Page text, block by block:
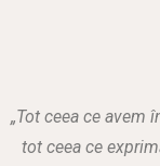
„Tot ceea ce avem
tot ceea ce